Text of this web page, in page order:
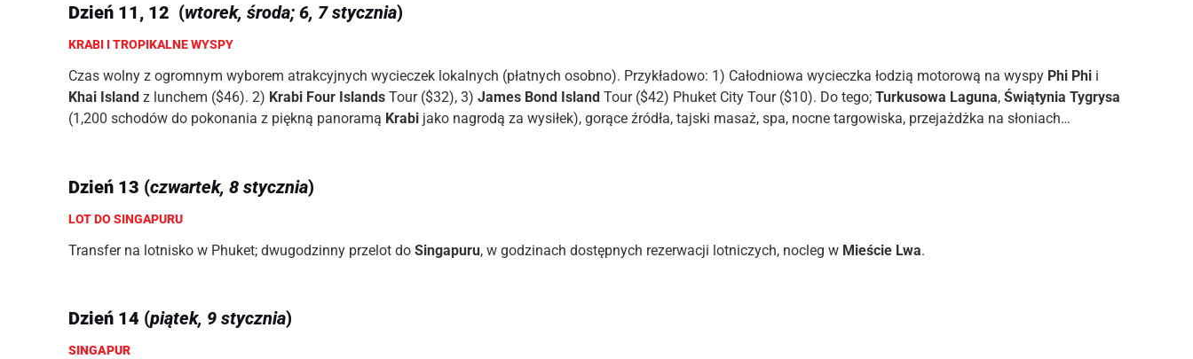
Dzień 11, 12 (wtorek, środa; 6, 7 stycznia)
KRABI I TROPIKALNE WYSPY
Czas wolny z ogromnym wyborem atrakcyjnych wycieczek lokalnych (płatnych osobno). Przykładowo: 1) Całodniowa wycieczka łodzią motorową na wyspy Phi Phi i
Khai Island z lunchem ($46). 2) Krabi Four Islands Tour ($32), 3)James Bond Island Tour ($42) Phuket City Tour ($10). Do tego;Turkusowa Laguna,Świątynia Tygrysa
(1,200 schodów do pokonania z piękną panoramą Krabi jako nagrodą za wysiłek), gorące źródła, tajski masaż, spa, nocne targowiska, przejażdżka na słoniach…
Dzień 13 (czwartek, 8 stycznia)
LOT DO SINGAPURU
Transfer na lotnisko w Phuket; dwugodzinny przelot doSingapuru, w godzinach dostępnych rezerwacji lotniczych, nocleg w Mieście Lwa.
Dzień 14 (piątek, 9 stycznia)
SINGAPUR